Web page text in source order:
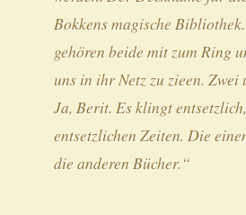
Bokkens magische Bibliothek
gehören beide mit zum Ring
uns in ihr Netz zu zieen.
Ja, Berit. Es klingt
entsetzlichen Zeiten. Die
die anderen Bücher.“